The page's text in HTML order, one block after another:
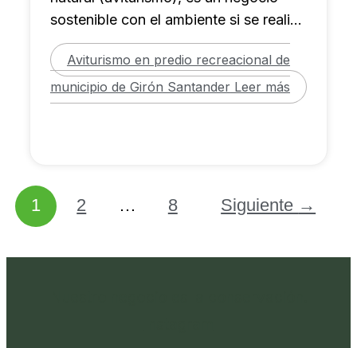
sostenible con el ambiente si se realiza
de
Aviturismo en predio recreacional de
municipio de Girón SantanderLeer más
1 2 … 8 Siguiente →